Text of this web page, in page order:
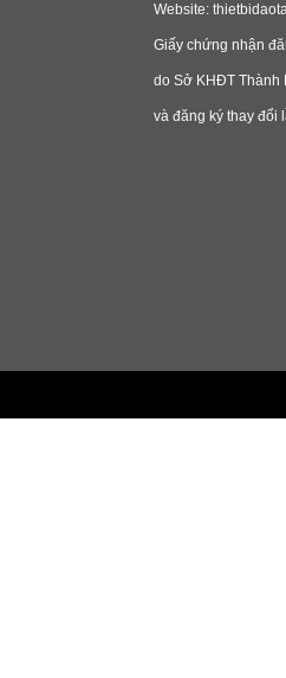
Website:
Giấy chứng nhận
do Sở KHĐT Thành
và đăng ký thay đổi